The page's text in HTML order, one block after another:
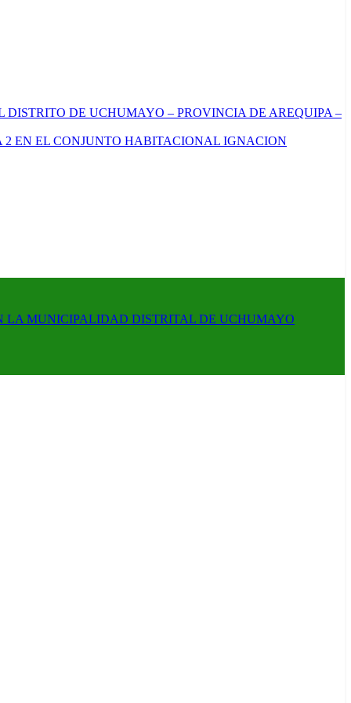
DISTRITO DE UCHUMAYO – PROVINCIA DE AREQUIPA –
EN EL CONJUNTO HABITACIONAL IGNACION
LA MUNICIPALIDAD DISTRITAL DE UCHUMAYO